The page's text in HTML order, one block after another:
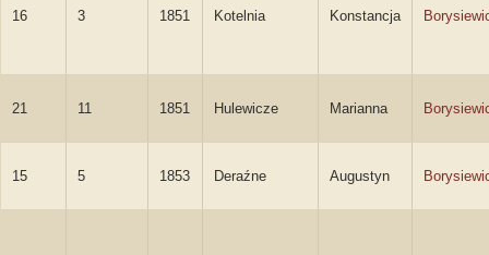
16 3 1851 Kotelnia Konstancja
21 11 1851 Hulewicze Marianna
15 5 1853 Deraźne Augustyn